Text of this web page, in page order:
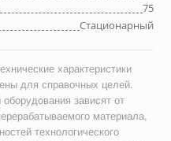
75
Стационарный
характеристики
для справочных целей.
зависят от
материала,
технологического